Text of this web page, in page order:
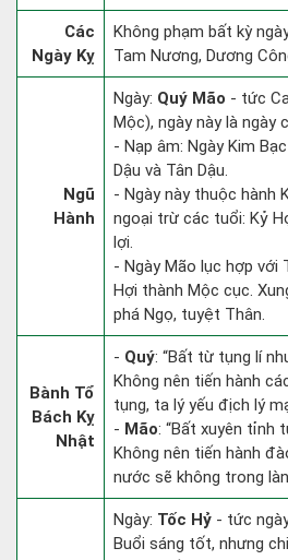
Các
Ngày Kỵ
Không phạm bất kỳ
Tam Nương, Dương
Ngũ
Hành
Ngày: Quý Mão - tức
Mộc), ngày này là ngày
- Nạp âm: Ngày Kim
Dậu và Tân Dậu.
- Ngày này thuộc hành
ngoại trừ các tuổi: Kỷ
lợi.
- Ngày Mão lục hợp với
Hợi thành Mộc cục.
phá Ngọ, tuyệt Thân.
Bành Tổ
Bách Kỵ
Nhật
- Quý: “Bất từ tụng lí
Không nên tiến hành
tụng, ta lý yếu địch lý
- Mão: “Bất xuyên tỉnh
Không nên tiến hành
nước sẽ không trong
Ngày: Tốc Hỷ - tức
Buổi sáng tốt, nhưng